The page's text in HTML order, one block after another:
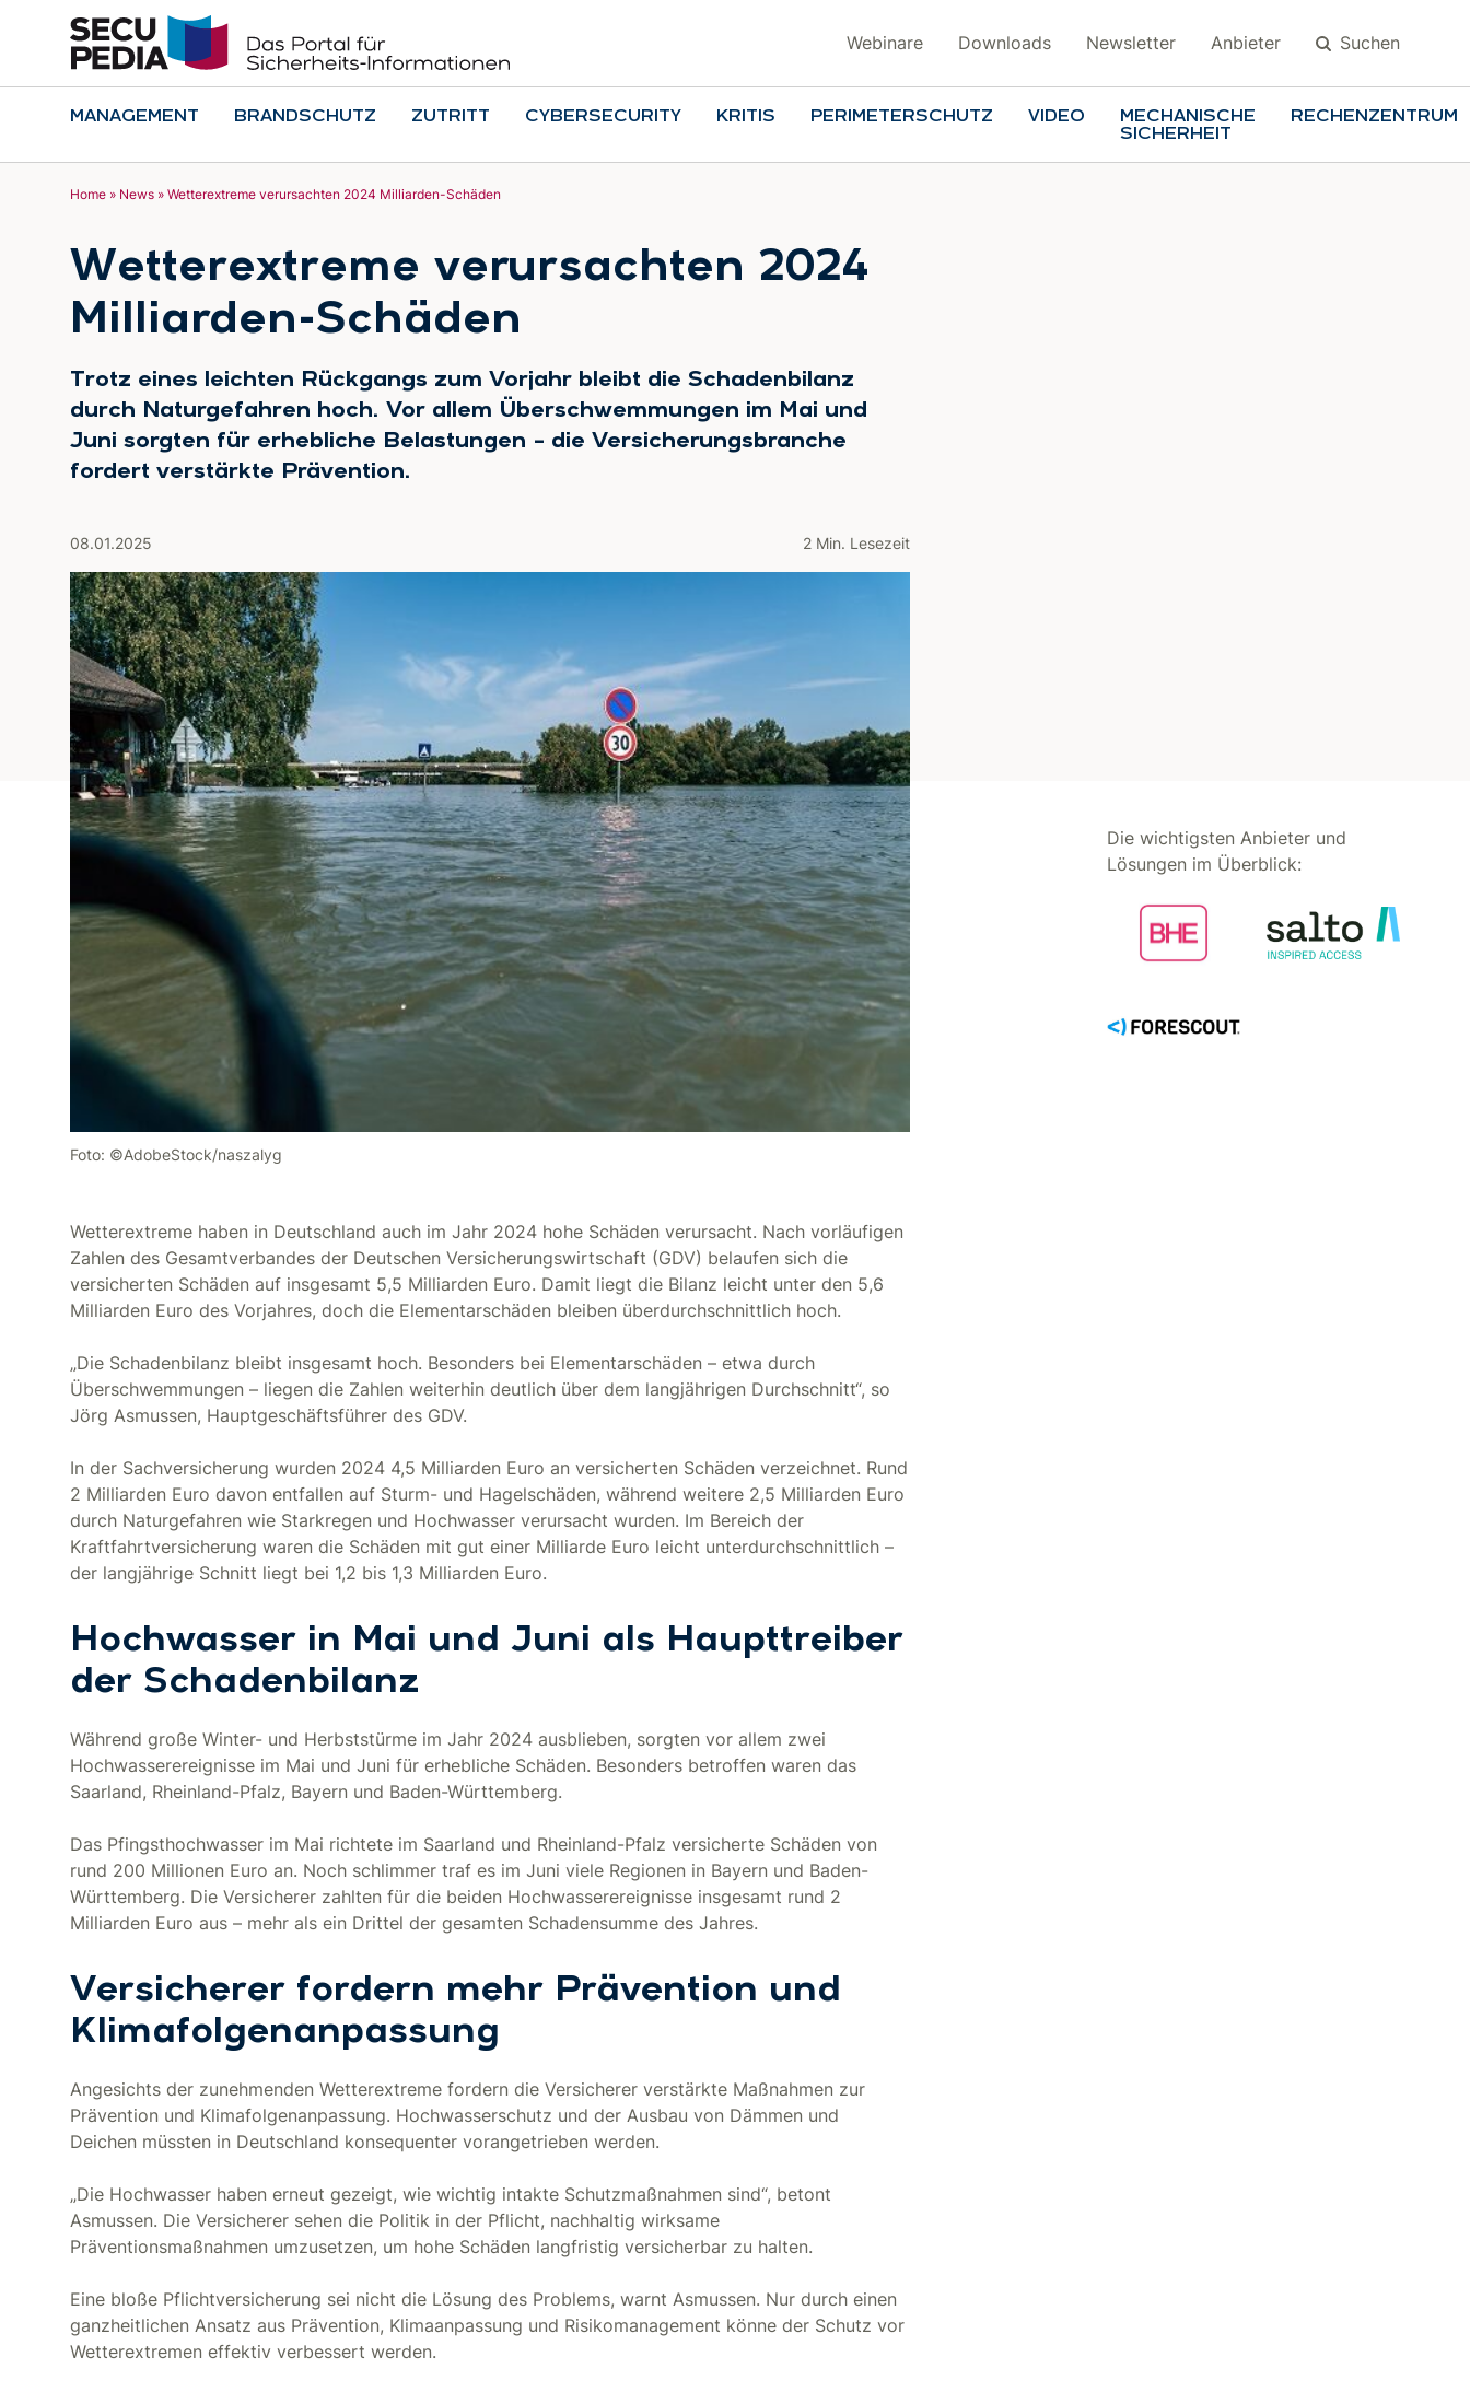
Webinare Downloads Newsletter Anbieter Suchen
MANAGEMENT BRANDSCHUTZ ZUTRITT CYBERSECURITY KRITIS PERIMETERSCHUTZ VIDEO
MECHANISCHE
SICHERHEIT
RECHENZENTRUM
Home » News » Wetterextreme verursachten 2024 Milliarden-Schäden
Wetterextreme verursachten 2024
Milliarden-Schäden
Trotz eines leichten Rückgangs zum Vorjahr bleibt die Schadenbilanz
durch Naturgefahren hoch. Vor allem Überschwemmungen im Mai und
Juni sorgten für erhebliche Belastungen – die Versicherungsbranche
fordert verstärkte Prävention.
08.01.2025 2 Min. Lesezeit
Foto: ©AdobeStock/naszalyg
Wetterextreme haben in Deutschland auch im Jahr 2024 hohe Schäden verursacht. Nach vorläufigen
Zahlen des Gesamtverbandes der Deutschen Versicherungswirtschaft (GDV) belaufen sich die
versicherten Schäden auf insgesamt 5,5 Milliarden Euro. Damit liegt die Bilanz leicht unter den 5,6
Milliarden Euro des Vorjahres, doch die Elementarschäden bleiben überdurchschnittlich hoch.
„Die Schadenbilanz bleibt insgesamt hoch. Besonders bei Elementarschäden – etwa durch
Überschwemmungen – liegen die Zahlen weiterhin deutlich über dem langjährigen Durchschnitt“, so
Jörg Asmussen, Hauptgeschäftsführer des GDV.
In der Sachversicherung wurden 2024 4,5 Milliarden Euro an versicherten Schäden verzeichnet. Rund
2 Milliarden Euro davon entfallen auf Sturm- und Hagelschäden, während weitere 2,5 Milliarden Euro
durch Naturgefahren wie Starkregen und Hochwasser verursacht wurden. Im Bereich der
Kraftfahrtversicherung waren die Schäden mit gut einer Milliarde Euro leicht unterdurchschnittlich –
der langjährige Schnitt liegt bei 1,2 bis 1,3 Milliarden Euro.
Hochwasser in Mai und Juni als Haupttreiber
der Schadenbilanz
Während große Winter- und Herbststürme im Jahr 2024 ausblieben, sorgten vor allem zwei
Hochwasserereignisse im Mai und Juni für erhebliche Schäden. Besonders betroffen waren das
Saarland, Rheinland-Pfalz, Bayern und Baden-Württemberg.
Das Pfingsthochwasser im Mai richtete im Saarland und Rheinland-Pfalz versicherte Schäden von
rund 200 Millionen Euro an. Noch schlimmer traf es im Juni viele Regionen in Bayern und Baden-
Württemberg. Die Versicherer zahlten für die beiden Hochwasserereignisse insgesamt rund 2
Milliarden Euro aus – mehr als ein Drittel der gesamten Schadensumme des Jahres.
Versicherer fordern mehr Prävention und
Klimafolgenanpassung
Angesichts der zunehmenden Wetterextreme fordern die Versicherer verstärkte Maßnahmen zur
Prävention und Klimafolgenanpassung. Hochwasserschutz und der Ausbau von Dämmen und
Deichen müssten in Deutschland konsequenter vorangetrieben werden.
„Die Hochwasser haben erneut gezeigt, wie wichtig intakte Schutzmaßnahmen sind“, betont
Asmussen. Die Versicherer sehen die Politik in der Pflicht, nachhaltig wirksame
Präventionsmaßnahmen umzusetzen, um hohe Schäden langfristig versicherbar zu halten.
Eine bloße Pflichtversicherung sei nicht die Lösung des Problems, warnt Asmussen. Nur durch einen
ganzheitlichen Ansatz aus Prävention, Klimaanpassung und Risikomanagement könne der Schutz vor
Wetterextremen effektiv verbessert werden.
Die wichtigsten Anbieter und
Lösungen im Überblick: